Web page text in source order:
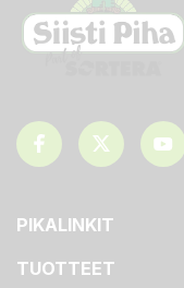
PIKALINKIT
TUOTTEET